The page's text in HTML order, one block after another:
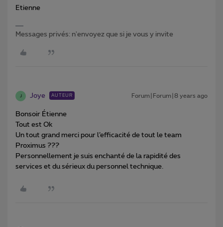
Etienne
Messages privés: n'envoyez que si je vous y invite
Joye AUTEUR Forum|Forum|8 years ago
Bonsoir Étienne
Tout est Ok
Un tout grand merci pour l’efficacité de tout le team
Proximus ???
Personnellement je suis enchanté de la rapidité des
services et du sérieux du personnel technique.